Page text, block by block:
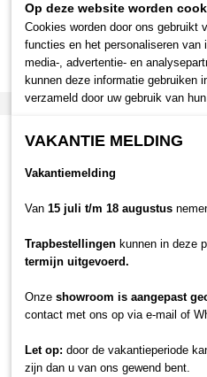
Op deze website worden
Cookies worden door ons gebruikt
functies en het personaliseren van
media-, advertentie- en
kunnen deze informatie gebruiken
verzameld door uw gebruik van
VAKANTIE MELDING
Vakantiemelding
Van 15 juli t/m 18 augustus
Trapbestellingen kunnen in deze
termijn uitgevoerd.
Onze showroom is aangepast
contact met ons op via e-mail of
Let op: door de vakantieperiode
zijn dan u van ons gewend bent.